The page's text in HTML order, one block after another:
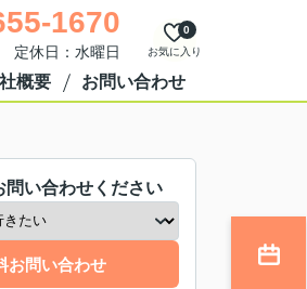
1670
定休日：水曜日 お気に入り
0
概要 お問い合わせ
問い合わせください
お問い合わせ